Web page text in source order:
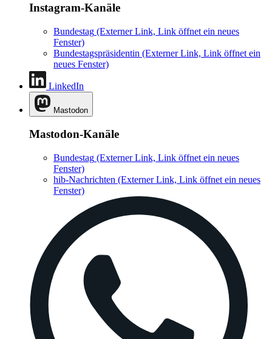
Instagram-Kanäle
Bundestag (Externer Link, Link öffnet ein neues
Fenster)
Bundestagspräsidentin (Externer Link, Link öffnet ein
neues Fenster)
LinkedIn
Mastodon
Mastodon-Kanäle
Bundestag (Externer Link, Link öffnet ein neues
Fenster)
hib-Nachrichten (Externer Link, Link öffnet ein neues
Fenster)